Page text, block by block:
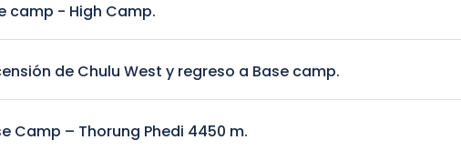
camp - High Camp.
de Chulu West y regreso a Base camp.
Camp – Thorung Phedi 4450 m.